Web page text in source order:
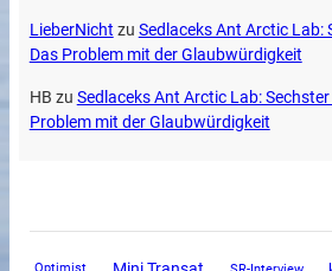
LieberNicht zu Sedlaceks Ant Arctic Lab:
Das Problem mit der Glaubwürdigkeit
HB zu Sedlaceks Ant Arctic Lab:
Problem mit der Glaubwürdigkeit